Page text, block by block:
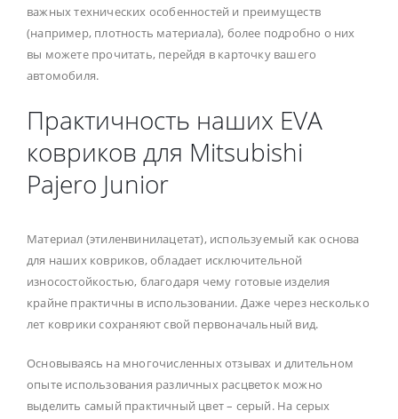
важных технических особенностей и преимуществ
(например, плотность материала), более подробно о них
вы можете прочитать, перейдя в карточку вашего
автомобиля.
Практичность наших EVA
ковриков для Mitsubishi
Pajero Junior
Материал (этиленвинилацетат), используемый как основа
для наших ковриков, обладает исключительной
износостойкостью, благодаря чему готовые изделия
крайне практичны в использовании. Даже через несколько
лет коврики сохраняют свой первоначальный вид.
Основываясь на многочисленных отзывах и длительном
опыте использования различных расцветок можно
выделить самый практичный цвет – серый. На серых